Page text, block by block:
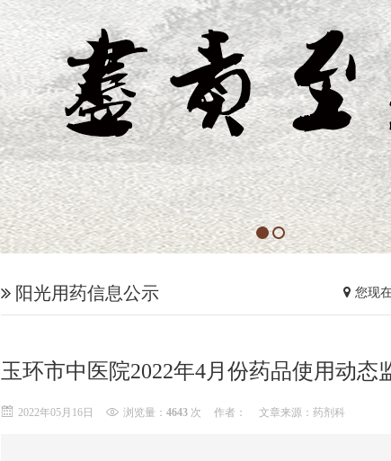
您现
阳光用药信息公示
玉环市中医院2022年4月份药品使用动态
2022年05月16日 浏览量： 4643 次 作者： 文章来源：药剂科